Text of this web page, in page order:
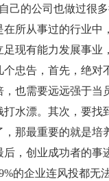
己的公司也做过很
所从事过的行业中
现有能力发展事业
忠告，首先，绝对
也需要远远强于当
水漂。其次，要找
那最重要的就是培
，创业成功者的事
的企业连风投都无